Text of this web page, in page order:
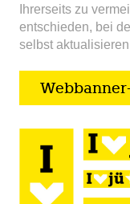
Ihrerseits zu
entschieden, bei
selbst